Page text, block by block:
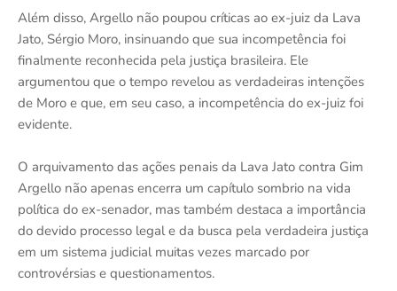
Além disso, Argello não poupou críticas ao ex-juiz da Lava
Jato, Sérgio Moro, insinuando que sua incompetência foi
finalmente reconhecida pela justiça brasileira. Ele
argumentou que o tempo revelou as verdadeiras intenções
de Moro e que, em seu caso, a incompetência do ex-juiz foi
evidente.
O arquivamento das ações penais da Lava Jato contra Gim
Argello não apenas encerra um capítulo sombrio na vida
política do ex-senador, mas também destaca a importância
do devido processo legal e da busca pela verdadeira justiça
em um sistema judicial muitas vezes marcado por
controvérsias e questionamentos.